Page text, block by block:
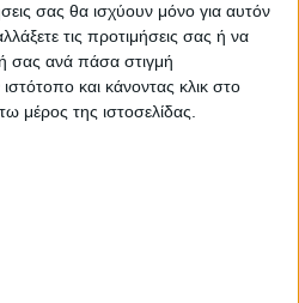
σας θα ισχύουν μόνο για αυτόν
τις προτιμήσεις σας ή να
σας ανά πάσα στιγμή
και κάνοντας κλικ στο
μέρος της ιστοσελίδας.
κάμπου να υπερβαίνουν τις
μια νέα γενιά
η περσινή χρονιά ήταν
τιμών αλλά και σοδειών